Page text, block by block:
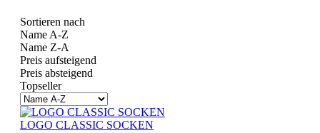
Sortieren nach
Name A-Z
Name Z-A
Preis aufsteigend
Preis absteigend
Topseller
LOGO CLASSIC SOCKEN